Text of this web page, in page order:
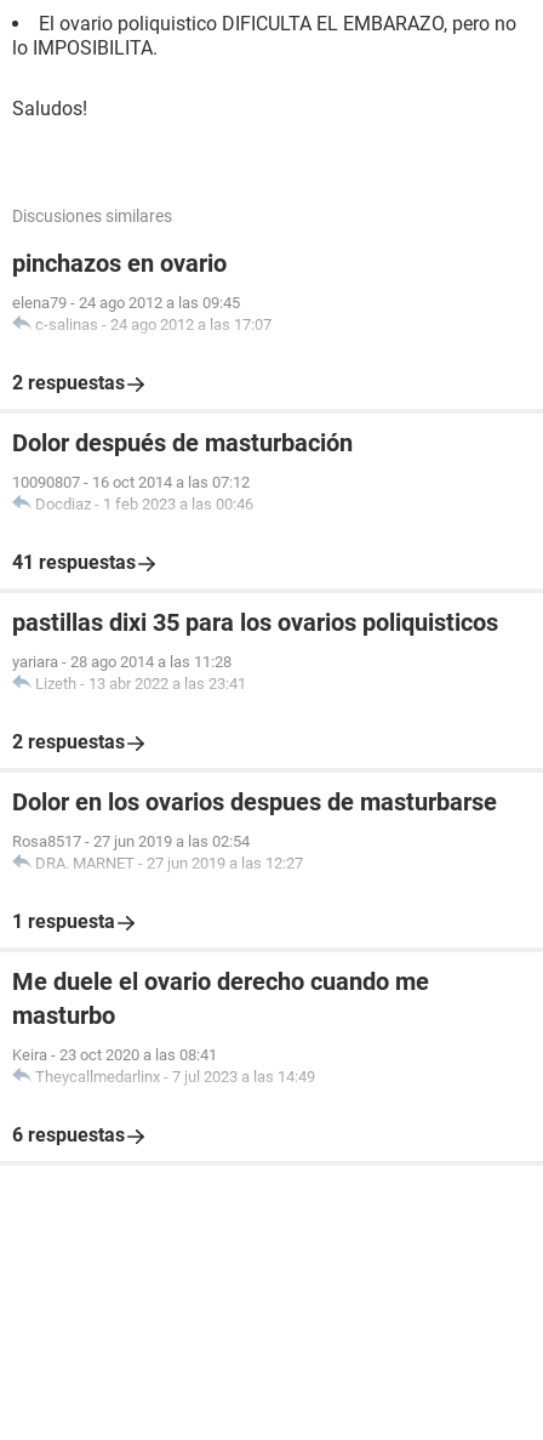
El ovario poliquistico DIFICULTA EL EMBARAZO, pero no
lo IMPOSIBILITA.
Saludos!
Discusiones similares
pinchazos en ovario
elena79 - 24 ago 2012 a las 09:45
c-salinas - 24 ago 2012 a las 17:07
2 respuestas
Dolor después de masturbación
10090807 - 16 oct 2014 a las 07:12
Docdiaz - 1 feb 2023 a las 00:46
41 respuestas
pastillas dixi 35 para los ovarios poliquisticos
yariara - 28 ago 2014 a las 11:28
Lizeth - 13 abr 2022 a las 23:41
2 respuestas
Dolor en los ovarios despues de masturbarse
Rosa8517 - 27 jun 2019 a las 02:54
DRA. MARNET - 27 jun 2019 a las 12:27
1 respuesta
Me duele el ovario derecho cuando me
masturbo
Keira - 23 oct 2020 a las 08:41
Theycallmedarlinx - 7 jul 2023 a las 14:49
6 respuestas